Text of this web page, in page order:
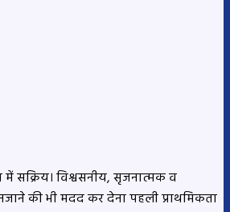
सक्रिय। विश्वसनीय, सृजनात्मक व
की भी मदद कर देना पहली प्राथमिकता